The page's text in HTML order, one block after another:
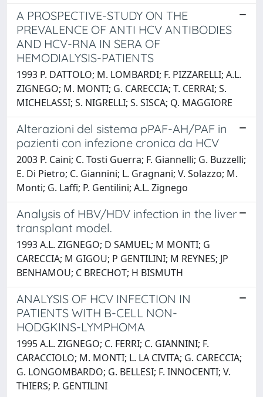
A PROSPECTIVE-STUDY ON THE
PREVALENCE OF ANTI HCV ANTIBODIES
AND HCV-RNA IN SERA OF
HEMODIALYSIS-PATIENTS
1993 P. DATTOLO; M. LOMBARDI; F. PIZZARELLI; A.L.
ZIGNEGO; M. MONTI; G. CARECCIA; T. CERRAI; S.
MICHELASSI; S. NIGRELLI; S. SISCA; Q. MAGGIORE
Alterazioni del sistema pPAF-AH/PAF in
pazienti con infezione cronica da HCV
2003 P. Caini; C. Tosti Guerra; F. Giannelli; G. Buzzelli;
E. Di Pietro; C. Giannini; L. Gragnani; V. Solazzo; M.
Monti; G. Laffi; P. Gentilini; A.L. Zignego
Analysis of HBV/HDV infection in the liver
transplant model.
1993 A.L. ZIGNEGO; D SAMUEL; M MONTI; G
CARECCIA; M GIGOU; P GENTILINI; M REYNES; JP
BENHAMOU; C BRECHOT; H BISMUTH
ANALYSIS OF HCV INFECTION IN
PATIENTS WITH B-CELL NON-
HODGKINS-LYMPHOMA
1995 A.L. ZIGNEGO; C. FERRI; C. GIANNINI; F.
CARACCIOLO; M. MONTI; L. LA CIVITA; G. CARECCIA;
G. LONGOMBARDO; G. BELLESI; F. INNOCENTI; V.
THIERS; P. GENTILINI